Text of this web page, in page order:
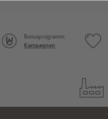
Bonusprogramm:
Kampagnen